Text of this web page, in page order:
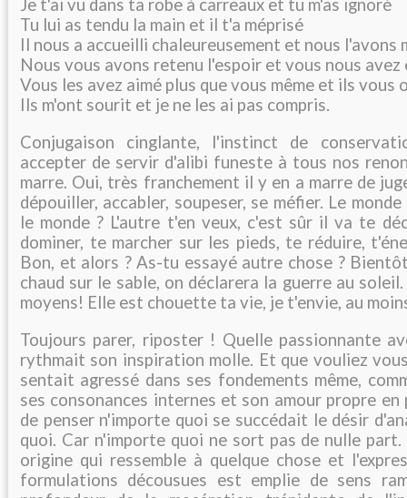
Je t'ai vu dans ta robe à carreaux et tu m'as ignoré
Tu lui as tendu la main et il t'a méprisé
Il nous a accueilli chaleureusement et nous l'avons
Nous vous avons retenu l'espoir et vous nous avez
Vous les avez aimé plus que vous même et ils vous
Ils m'ont sourit et je ne les ai pas compris.
Conjugaison cinglante, l'instinct de
accepter de servir d'alibi funeste à tous nos
marre. Oui, très franchement il y en a marre de
dépouiller, accabler, soupeser, se méfier. Le
le monde ? L'autre t'en veux, c'est sûr il va te
dominer, te marcher sur les pieds, te réduire,
Bon, et alors ? As-tu essayé autre chose ?
chaud sur le sable, on déclarera la guerre au
moyens! Elle est chouette ta vie, je t'envie, au
Toujours parer, riposter ! Quelle passionnante
rythmait son inspiration molle. Et que vouliez
sentait agressé dans ses fondements même,
ses consonances internes et son amour propre
de penser n'importe quoi se succédait le désir
quoi. Car n'importe quoi ne sort pas de nulle
origine qui ressemble à quelque chose et
formulations décousues est emplie de sens